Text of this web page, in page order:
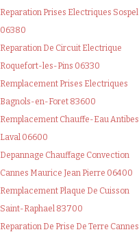
Reparation Prises Electriques Sospel
06380
Reparation De Circuit Electrique
Roquefort-les-Pins 06330
Remplacement Prises Electriques
Bagnols-en-Foret 83600
Remplacement Chauffe-Eau Antibes
Laval 06600
Depannage Chauffage Convection
Cannes Maurice Jean Pierre 06400
Remplacement Plaque De Cuisson
Saint-Raphael 83700
Reparation De Prise De Terre Cannes